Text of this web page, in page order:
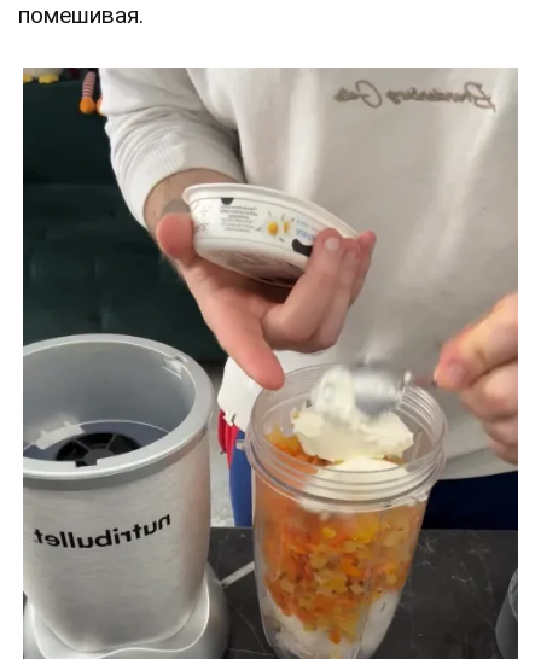
помешивая.